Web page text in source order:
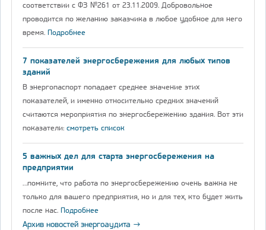
соответствии с ФЗ №261 от 23.11.2009. Добровольное
проводится по желанию заказчика в любое удобное для него
время. Подробнее
7 показателей энергосбережения для любых типов
зданий
В энергопаспорт попадает среднее значение этих
показателей, и именно относительно средних значений
считаются мероприятия по энергосбережению здания. Вот эти
показатели: смотреть список
5 важных дел для старта энергосбережения на
предприятии
…помните, что работа по энергосбережению очень важна не
только для вашего предприятия, но и для тех, кто будет жить
после нас. Подробнее
Архив новостей энергоаудита →